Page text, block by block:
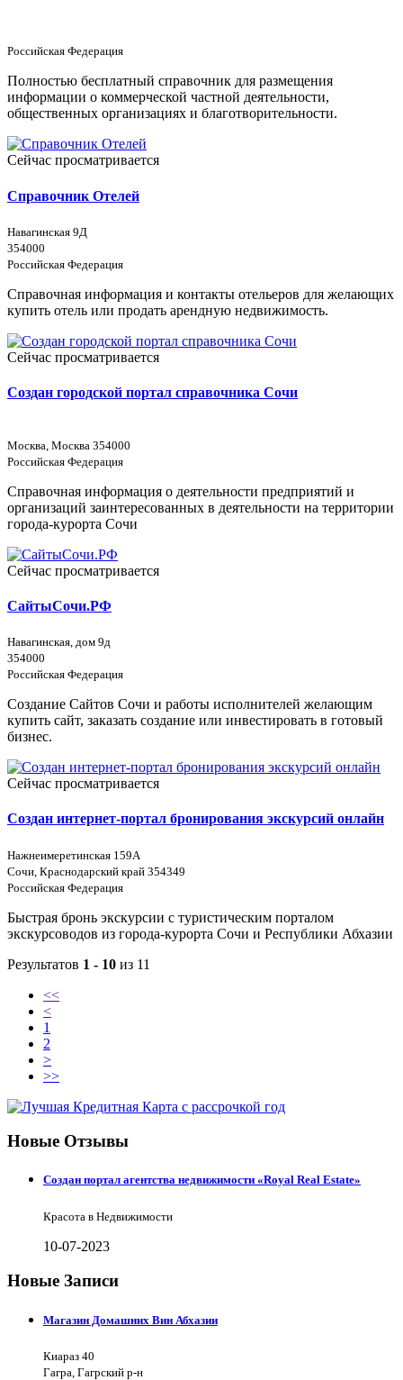
Российская Федерация
Полностью бесплатный справочник для размещения
информации о коммерческой частной деятельности,
общественных организациях и благотворительности.
Сейчас просматривается
Справочник Отелей
Навагинская 9Д
354000
Российская Федерация
Справочная информация и контакты отельеров для желающих
купить отель или продать арендную недвижимость.
Сейчас просматривается
Создан городской портал справочника Сочи
Москва, Москва 354000
Российская Федерация
Справочная информация о деятельности предприятий и
организаций заинтересованных в деятельности на территории
города-курорта Сочи
Сейчас просматривается
СайтыСочи.РФ
Навагинская, дом 9д
354000
Российская Федерация
Создание Сайтов Сочи и работы исполнителей желающим
купить сайт, заказать создание или инвестировать в готовый
бизнес.
Сейчас просматривается
Создан интернет-портал бронирования экскурсий онлайн
Нажнеимеретинская 159А
Сочи, Краснодарский край 354349
Российская Федерация
Быстрая бронь экскурсии с туристическим порталом
экскурсоводов из города-курорта Сочи и Республики Абхазии
Результатов 1 - 10 из 11
<<
<
1
2
>
>>
Новые Отзывы
Создан портал агентства недвижимости «Royal Real Estate»
Красота в Недвижимости
10-07-2023
Новые Записи
Магазин Домашних Вин Абхазии
Киараз 40
Гагра, Гагрский р-н